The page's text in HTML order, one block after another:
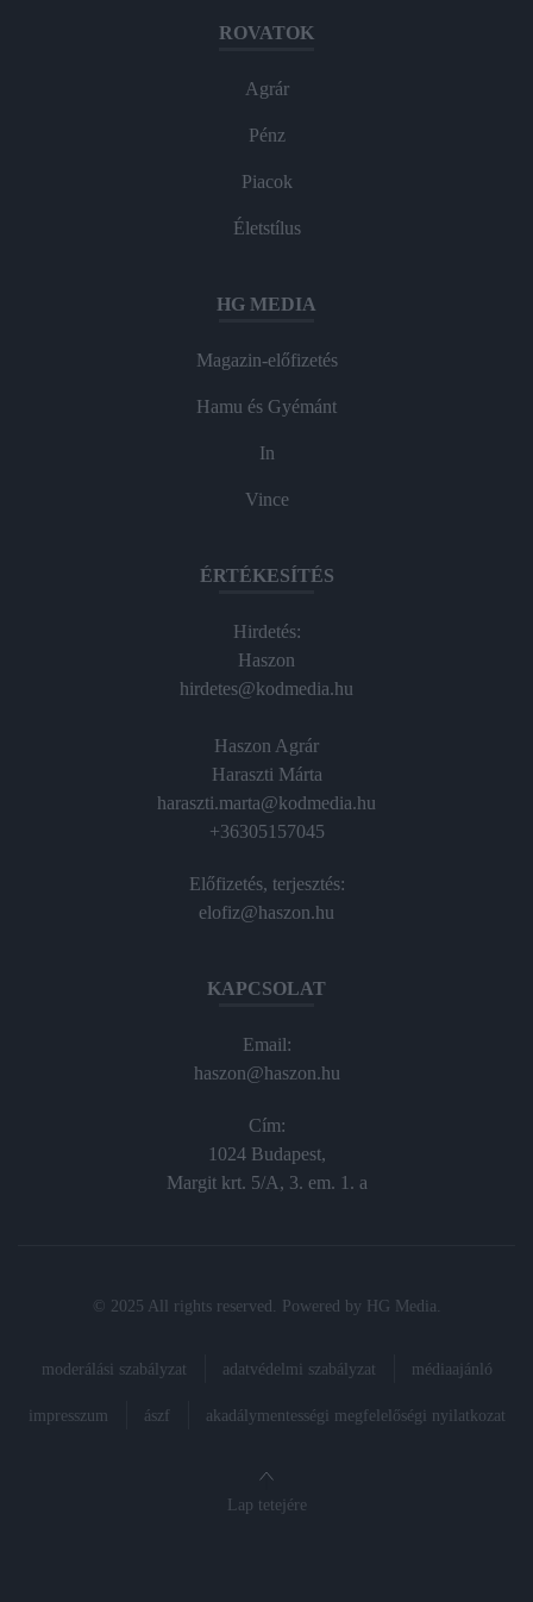
ROVATOK
Agrár
Pénz
Piacok
Életstílus
HG MEDIA
Magazin-előfizetés
Hamu és Gyémánt
In
Vince
ÉRTÉKESÍTÉS
Hirdetés:
Haszon
hirdetes@kodmedia.hu
Haszon Agrár
Haraszti Márta
haraszti.marta@kodmedia.hu
+36305157045
Előfizetés, terjesztés:
elofiz@haszon.hu
KAPCSOLAT
Email:
haszon@haszon.hu
Cím:
1024 Budapest,
Margit krt. 5/A, 3. em. 1. a
© 2025 All rights reserved. Powered by HG Media
moderálási szabályzat adatvédelmi szabályzat médiaajánló
impresszum ászf akadálymentességi megfelelőségi nyilatkozat
Lap tetejére